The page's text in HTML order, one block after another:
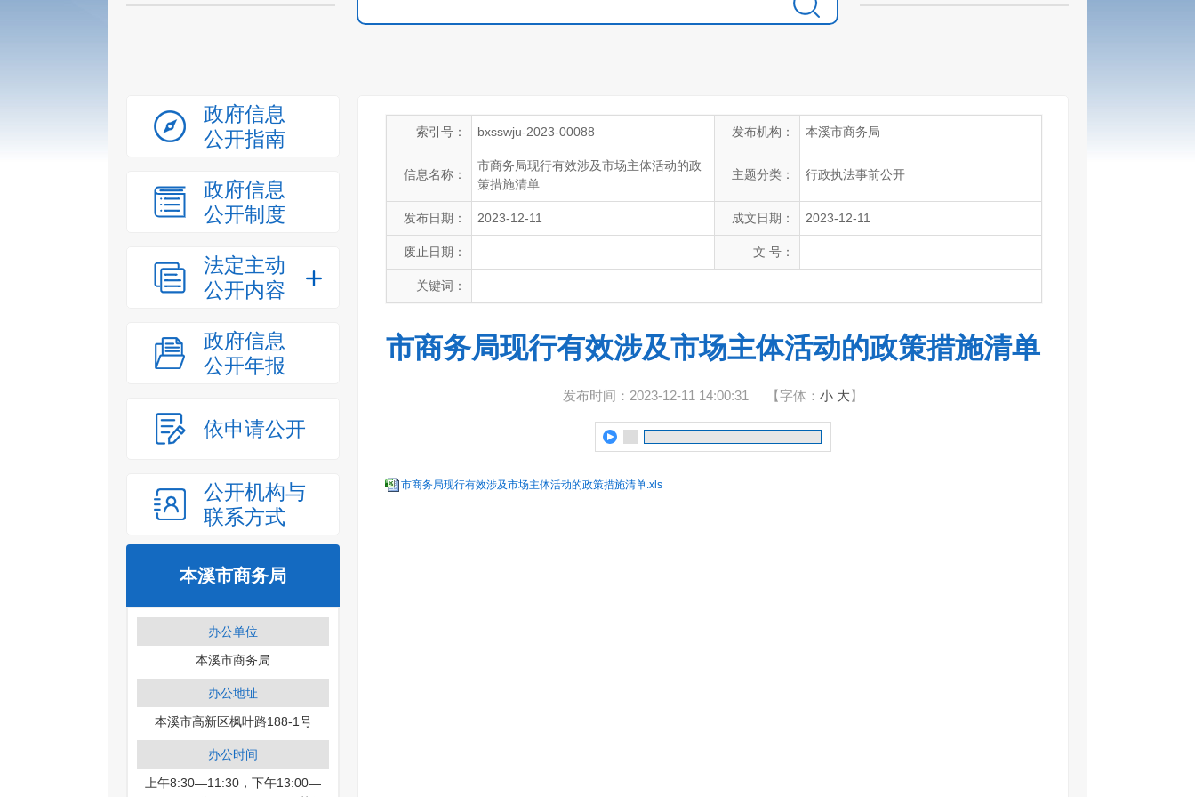
政府信息
公开指南
政府信息
公开制度
法定主动
公开内容
政府信息
公开年报
依申请公开
公开机构与
联系方式
本溪市商务局
办公单位
本溪市商务局
办公地址
本溪市高新区枫叶路188-1号
办公时间
上午8:30—11:30，下午13:00—
索引号： bxsswju-2023-00088 发布机构： 本溪市商务局
信息名称：
市商务局现行有效涉及市场主体活动的政
策措施清单
主题分类： 行政执法事前公开
发布日期： 2023-12-11 成文日期： 2023-12-11
废止日期： 文 号：
关键词：
市商务局现行有效涉及市场主体活动的政策措施清单
发布时间：2023-12-11 14:00:31 【字体： 小 大】
市商务局现行有效涉及市场主体活动的政策措施清单.xls